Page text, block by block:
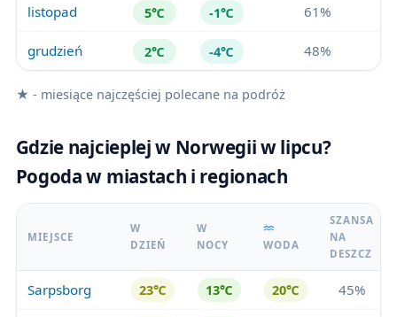
listopad 5℃ -1℃ 61%
grudzień 2℃ -4℃ 48%
★ - miesiące najczęściej polecane na podróż
Gdzie najcieplej w Norwegii w lipcu?
Pogoda w miastach i regionach
MIEJSCE
W
DZIEŃ
W
NOCY
WODA
SZANSA
NA
DESZCZ
Sarpsborg 23℃ 13℃ 20℃ 45%